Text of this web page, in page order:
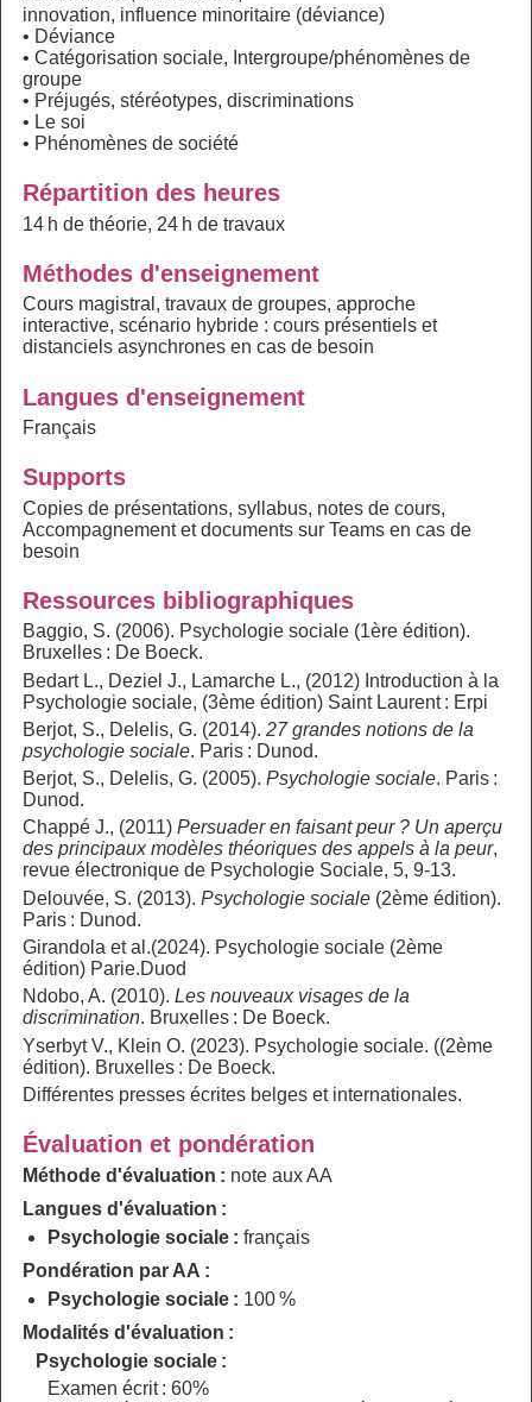
innovation, influence minoritaire (déviance)
• Déviance
• Catégorisation sociale, Intergroupe/phénomènes de
groupe
• Préjugés, stéréotypes, discriminations
• Le soi
• Phénomènes de société
Répartition des heures
14 h de théorie, 24 h de travaux
Méthodes d'enseignement
Cours magistral, travaux de groupes, approche
interactive, scénario hybride : cours présentiels et
distanciels asynchrones en cas de besoin
Langues d'enseignement
Français
Supports
Copies de présentations, syllabus, notes de cours,
Accompagnement et documents sur Teams en cas de
besoin
Ressources bibliographiques
Baggio, S. (2006). Psychologie sociale (1ère édition).
Bruxelles : De Boeck.
Bedart L., Deziel J., Lamarche L., (2012) Introduction à la
Psychologie sociale, (3ème édition) Saint Laurent : Erpi
Berjot, S., Delelis, G. (2014). 27 grandes notions de la
psychologie sociale. Paris : Dunod.
Berjot, S., Delelis, G. (2005). Psychologie sociale. Paris :
Dunod.
Chappé J., (2011) Persuader en faisant peur ? Un aperçu
des principaux modèles théoriques des appels à la peur,
revue électronique de Psychologie Sociale, 5, 9-13.
Delouvée, S. (2013). Psychologie sociale(2ème édition).
Paris : Dunod.
Girandola et al.(2024). Psychologie sociale (2ème
édition) Parie.Duod
Ndobo, A. (2010). Les nouveaux visages de la
discrimination. Bruxelles : De Boeck.
Yserbyt V., Klein O. (2023). Psychologie sociale. ((2ème
édition). Bruxelles : De Boeck.
Différentes presses écrites belges et internationales.
Évaluation et pondération
Méthode d'évaluation : note aux AA
Langues d'évaluation :
Psychologie sociale :français
Pondération par AA :
Psychologie sociale : 100 %
Modalités d'évaluation :
Psychologie sociale :
Examen écrit : 60%